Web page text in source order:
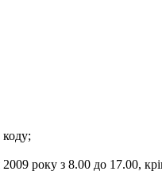
коду;
року з 8.00 до 17.00,